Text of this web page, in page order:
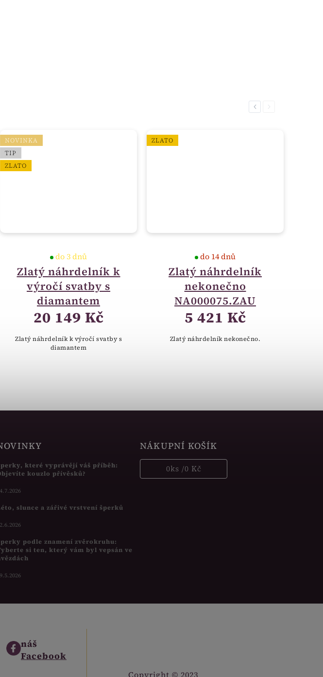
Previous
NOVINKA
TIP
ZLATO
Zlatý náhrdelník k
výročí svatby s
diamantem
do 3 dnů
20 149 Kč
Zlatý náhrdelník k výročí svatby s
diamantem
ZLATO
Zlatý náhrdelník
nekonečno
NA000075.ZAU
do 14 dnů
5 421 Kč
Zlatý náhrdelník nekonečno.
Next
které vyprávějí váš příběh:
kouzlo přívěsků?
slunce a zářivé vrstvení šperků
podle znamení zvěrokruhu:
si ten, který vám byl vepsán ve
NÁKUPNÍ KOŠÍK
0ks /0 Kč
náš
Facebook
Copyright © 2023